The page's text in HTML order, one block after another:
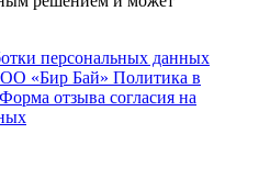
персональных данных
«Бир Бай» Политика в
Форма отзыва согласия на